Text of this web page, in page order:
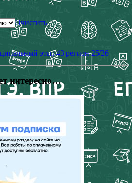
Очистить
этап 43 регион 25/26
интересно…